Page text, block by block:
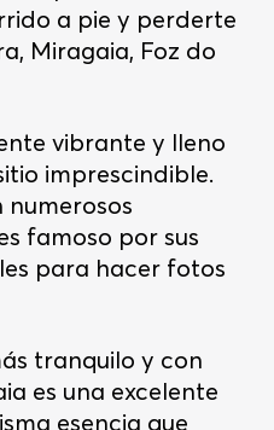
a pie y perderte
Miragaia, Foz do
vibrante y lleno
imprescindible.
numerosos
famoso por sus
para hacer fotos
tranquilo y con
es una excelente
esencia que